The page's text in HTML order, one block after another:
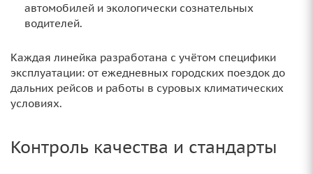
автомобилей и экологически сознательных
водителей.
Каждая линейка разработана с учётом специфики
эксплуатации: от ежедневных городских поездок до
дальних рейсов и работы в суровых климатических
условиях.
Контроль качества и стандарты